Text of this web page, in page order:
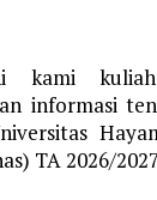
kami kuliah-
informasi
TA 2026/